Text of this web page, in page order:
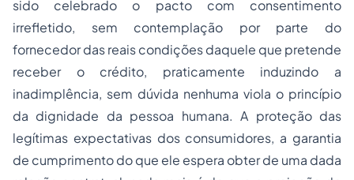
sido celebrado o pacto com consentimento
irrefletido, sem contemplação por parte do
fornecedor das reais condições daquele que pretende
receber o crédito, praticamente induzindo a
inadimplência, sem dúvida nenhuma viola o princípio
da dignidade da pessoa humana. A proteção das
legítimas expectativas dos consumidores, a garantia
de cumprimento do que ele espera obter de uma dada